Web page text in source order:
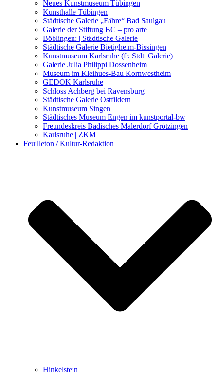
Kunstwettbewerbe, Ausschreibungen für Künstler
Neues Kunstmuseum Tübingen
Kunsthalle Tübingen
Städtische Galerie „Fähre“ Bad Saulgau
Galerie der Stiftung BC – pro arte
Böblingen: | Städtische Galerie
Städtische Galerie Bietigheim-Bissingen
Kunstmuseum Karlsruhe (fr. Stdt. Galerie)
Galerie Julia Philippi Dossenheim
Museum im Kleihues-Bau Kornwestheim
GEDOK Karlsruhe
Schloss Achberg bei Ravensburg
Städtische Galerie Ostfildern
Kunstmuseum Singen
Städtisches Museum Engen im kunstportal-bw
Freundeskreis Badisches Malerdorf Grötzingen
Karlsruhe | ZKM
Feuilleton / Kultur-Redaktion
Hinkelstein